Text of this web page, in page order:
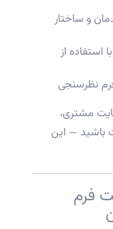
و ساختار
از
نظرسنجی
مشتری،
باشید — این
فرم